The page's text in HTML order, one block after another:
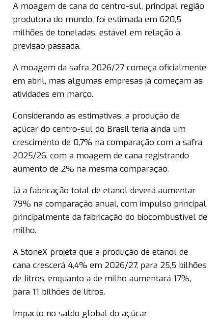
A moagem de cana do centro-sul, principal região
produtora do mundo, foi estimada em 620,5
milhões de toneladas, estável em relação à
previsão passada.
A moagem da safra 2026/27 começa oficialmente
em abril, mas algumas empresas já começam as
atividades em março.
Considerando as estimativas, a produção de
açúcar do centro-sul do Brasil teria ainda um
crescimento de 0,7% na comparação com a safra
2025/26, com a moagem de cana registrando
aumento de 2% na mesma comparação.
Já a fabricação total de etanol deverá aumentar
7,9% na comparação anual, com impulso principal
principalmente da fabricação do biocombustível de
milho.
A StoneX projeta que a produção de etanol de
cana crescerá 4,4% em 2026/27, para 25,5 bilhões
de litros, enquanto a de milho aumentará 17%,
para 11 bilhões de litros.
Impacto no saldo global do açúcar